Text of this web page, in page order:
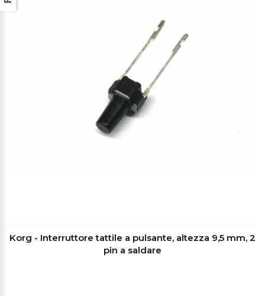
Korg - Interruttore tattile a pulsante, altezza 9,5 mm, 2
pin a saldare